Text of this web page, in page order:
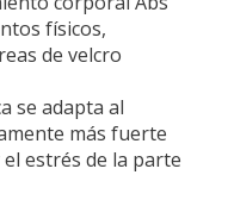
físicos,
de velcro
se adapta al
más fuerte
estrés de la parte